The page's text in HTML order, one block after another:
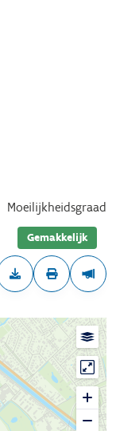
Moeilijkheidsgraad
Gemakkelijk